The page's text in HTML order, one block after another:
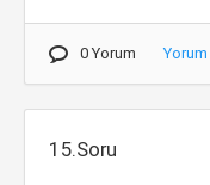
0 Yorum Yorum
15.Soru